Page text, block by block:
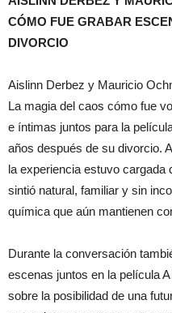
CÓMO FUE GRABAR
DIVORCIO
Aislinn Derbez y Mauricio
La magia del caos cómo fue
e íntimas juntos para la
años después de su divorcio.
la experiencia estuvo cargada
sintió natural, familiar y sin
química que aún mantienen
Durante la conversación
escenas juntos en la película
sobre la posibilidad de una